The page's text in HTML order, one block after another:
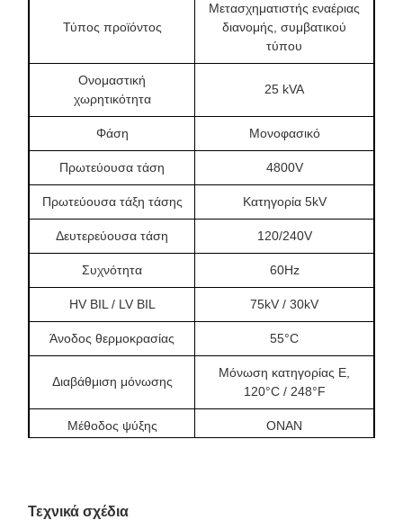
Τύπος προϊόντος
Μετασχηματιστής εναέριας
διανομής, συμβατικού
τύπου
Ονομαστική
χωρητικότητα
25 kVA
Φάση Μονοφασικό
Πρωτεύουσα τάση 4800V
Πρωτεύουσα τάξη τάσης Κατηγορία 5kV
Δευτερεύουσα τάση 120/240V
Συχνότητα 60Hz
HV BIL / LV BIL 75kV / 30kV
Άνοδος θερμοκρασίας 55°C
Διαβάθμιση μόνωσης
Μόνωση κατηγορίας Ε,
120°C / 248°F
Μέθοδος ψύξης ΟΝΑΝ
θερμοκρασίας
Τεχνικά σχέδια